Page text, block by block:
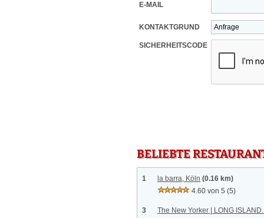
E-MAIL
KONTAKTGRUND
SICHERHEITSCODE
BELIEBTE
1 la barra, Köln (0.16 km)
4.60 von 5 (5)
3
The New Yorker | LONG